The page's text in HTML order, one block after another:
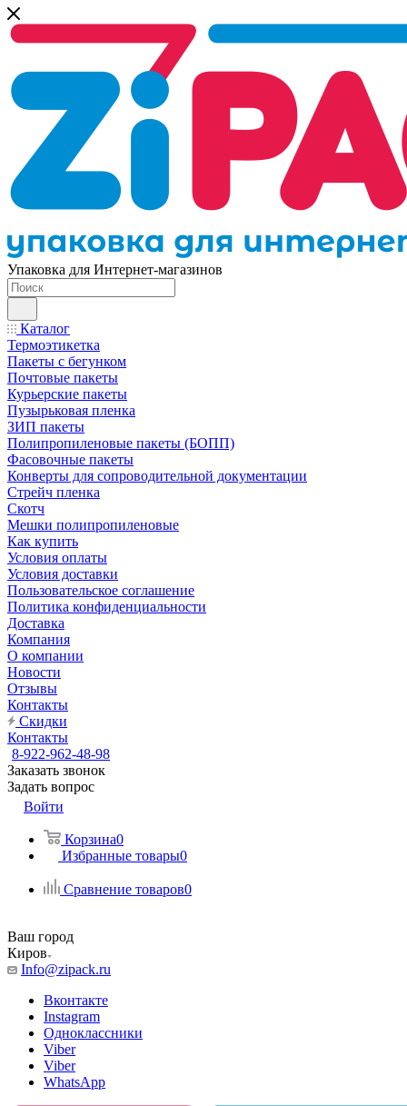
Упаковка для Интернет-магазинов
Каталог
Термоэтикетка
Пакеты с бегунком
Почтовые пакеты
Курьерские пакеты
Пузырьковая пленка
ЗИП пакеты
Полипропиленовые пакеты (БОПП)
Фасовочные пакеты
Конверты для сопроводительной документации
Стрейч пленка
Скотч
Мешки полипропиленовые
Как купить
Условия оплаты
Условия доставки
Пользовательское соглашение
Политика конфиденциальности
Доставка
Компания
О компании
Новости
Отзывы
Контакты
Скидки
Контакты
8-922-962-48-98
Заказать звонок
Задать вопрос
Войти
Корзина0
Избранные товары0
Сравнение товаров0
Ваш город
Киров
Info@zipack.ru
Вконтакте
Instagram
Одноклассники
Viber
Viber
WhatsApp